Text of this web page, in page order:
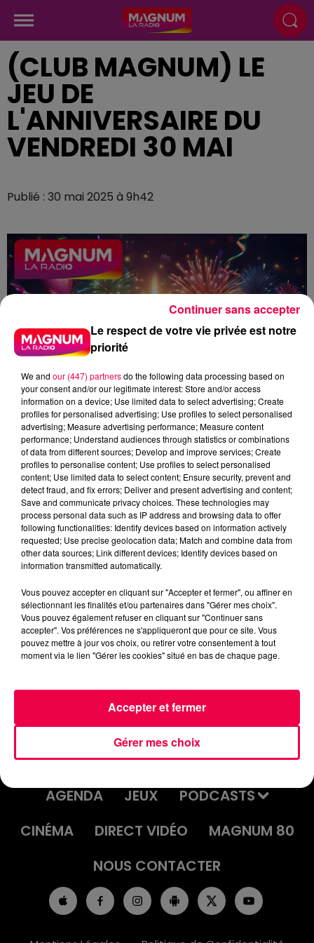
(CLUB MAGNUM) LE
JEU DE
L'ANNIVERSAIRE DU
VENDREDI 30 MAI
Publié : 30 mai 2025 à 9h42
podcasts/2025/05/Anniv-18.mp3
JEU DE L'ANNIVERSAIRE DU
VENDREDI 30 MAI
ACCUEIL INFOS
EMISSIONS
AGENDA
JEUX
PODCASTS
CINÉMA
DIRECT VIDÉO
MAGNUM 80
NOUS CONTACTER
Le respect de votre vie privée est notre
priorité
We and our (447) partnersdo the following data processing based on
your consent and/or our legitimate interest: Store and/or access
information on a device; Use limited data to select advertising; Create
profiles for personalised advertising; Use profiles to select personalised
advertising; Measure advertising performance; Measure content
performance; Understand audiences through statistics or combinations
of data from different sources; Develop and improve services; Create
profiles to personalise content; Use profiles to select personalised
content; Use limited data to select content; Ensure security, prevent and
detect fraud, and fix errors; Deliver and present advertising and content;
Save and communicate privacy choices. These technologies may
process personal data such as IP address and browsing data to offer
following functionalities: Identify devices based on information actively
requested; Use precise geolocation data; Match and combine data from
other data sources; Link different devices; Identify devices based on
information transmitted automatically.
Vous pouvez accepter en cliquant sur "Accepter et fermer", ou affiner en
sélectionnant les finalités et/ou partenaires dans "Gérer mes choix".
Vous pouvez également refuser en cliquant sur "Continuer sans
accepter". Vos préférences ne s'appliqueront que pour ce site. Vous
pouvez mettre à jour vos choix, ou retirer votre consentement à tout
moment via le lien "Gérer les cookies" situé en bas de chaque page.
Gérer mes choix
Accepter et fermer
Continuer sans accepter